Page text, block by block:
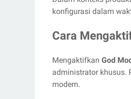
konfigurasi dalam
Cara
Mengaktifkan God
administrator khusus.
modern.